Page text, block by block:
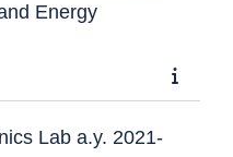
Energy
Lab a.y. 2021-